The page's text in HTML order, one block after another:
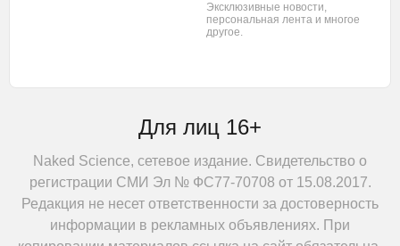
Для лиц 16+
Naked Science, сетевое издание. Свидетельство о
регистрации СМИ Эл № ФС77-70708 от 15.08.2017.
Редакция не несет ответственности за достоверность
информации в рекламных объявлениях. При
Эксклюзивные новости,
персональная лента и многое
другое.